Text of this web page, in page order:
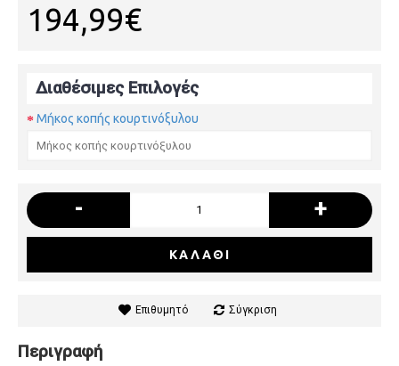
194,99€
Διαθέσιμες Επιλογές
Μήκος κοπής κουρτινόξυλου
- +
ΚΑΛΆΘΙ
Επιθυμητό Σύγκριση
Περιγραφή